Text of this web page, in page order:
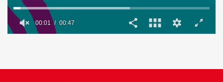
seconds
00:02 00:47